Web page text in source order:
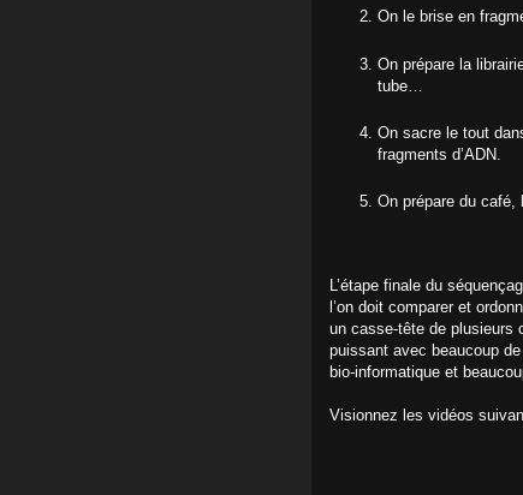
On le brise en
On prépare la
tube…
On sacre le tout
fragments d’ADN.
On prépare du café,
L’étape finale du
l’on doit comparer et
un casse-tête de plusieurs
puissant avec beaucoup
bio-informatique et
Visionnez les vidéos